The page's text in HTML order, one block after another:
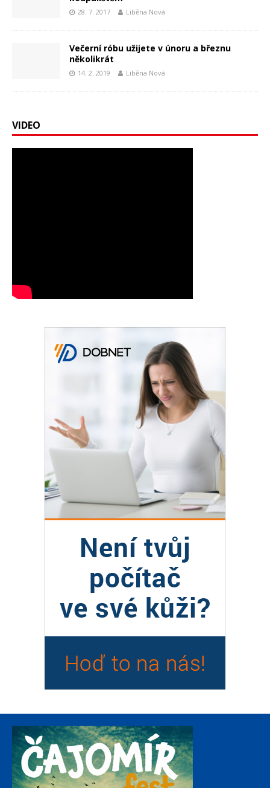
28. 7. 2017 Liběna Nová
Večerní róbu užijete v únoru a březnu
několikrát
14. 2. 2019 Liběna Nová
VIDEO